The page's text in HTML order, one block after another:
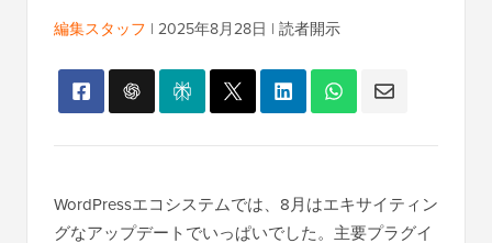
編集スタッフ | 2025年8月28日 | 読者開示
WordPressエコシステムでは、8月はエキサイティン
グなアップデートでいっぱいでした。主要プラグイ